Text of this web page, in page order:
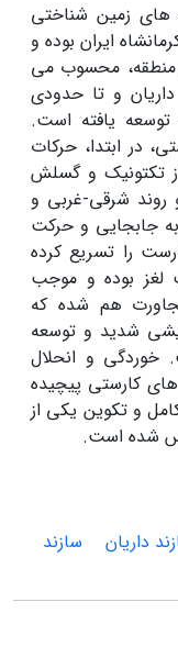
های زمین شناختی
ایران بوده و
منطقه، محسوب می
و تا حدودی
یافته است.
در ابتدا، حرکات
تکتونیک و گسلش
روند شرقی-غربی و
جابجایی و حرکت
را تسریع کرده
لغز بوده و موجب
هم شده که
شدید و توسعه
خوردگی و انحلال
کارستی پیچیده
و تکوین یکی از
شده است.
داریان
سازند